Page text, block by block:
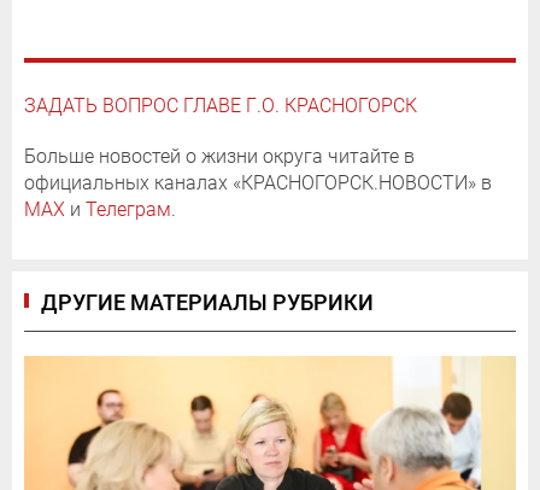
ЗАДАТЬ ВОПРОС ГЛАВЕ Г.О. КРАСНОГОРСК
Больше новостей о жизни округа читайте в
официальных каналах «КРАСНОГОРСК.НОВОСТИ» в
MAX и Телеграм.
ДРУГИЕ МАТЕРИАЛЫ РУБРИКИ